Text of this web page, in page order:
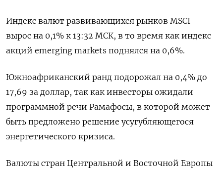
Индекс валют развивающихся рынков MSCI
вырос на 0,1% к 13:32 МСК, в то время как индекс
акций emerging markets поднялся на 0,6%.
Южноафриканский ранд подорожал на 0,4% до
17,69 за доллар, так как инвесторы ожидали
программной речи Рамафосы, в которой может
быть предложено решение усугубляющегося
энергетического кризиса.
Валюты стран Центральной и Восточной Европы